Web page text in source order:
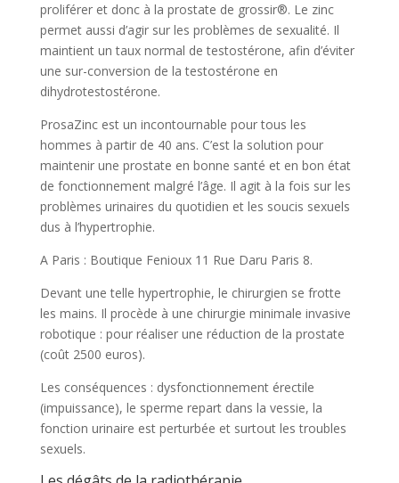
proliférer et donc à la prostate de grossir®. Le zinc
permet aussi d’agir sur les problèmes de sexualité. Il
maintient un taux normal de testostérone, afin d’éviter
une sur-conversion de la testostérone en
dihydrotestostérone.
ProsaZinc est un incontournable pour tous les
hommes à partir de 40 ans. C’est la solution pour
maintenir une prostate en bonne santé et en bon état
de fonctionnement malgré l’âge. Il agit à la fois sur les
problèmes urinaires du quotidien et les soucis sexuels
dus à l’hypertrophie.
A Paris : Boutique Fenioux 11 Rue Daru Paris 8.
Devant une telle hypertrophie, le chirurgien se frotte
les mains. Il procède à une chirurgie minimale invasive
robotique : pour réaliser une réduction de la prostate
(coût 2500 euros).
Les conséquences : dysfonctionnement érectile
(impuissance), le sperme repart dans la vessie, la
fonction urinaire est perturbée et surtout les troubles
sexuels.